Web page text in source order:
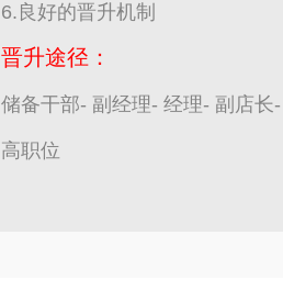
6.良好的晋升机制
晋升途径：
储备干部- 副经理- 经理- 副店长
高职位